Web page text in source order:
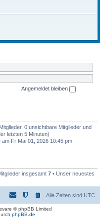
Angemeldet bleiben
0 unsichtbare Mitglieder und
letzten 5 Minuten)
am Fr Mai 01, 2026 10:45 pm
insgesamt 7 • Unser neuestes
Alle Zeiten sind UTC
© phpBB Limited
phpBB.de